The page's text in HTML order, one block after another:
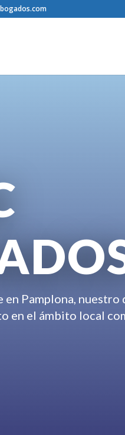
en Pamplona,
en el ámbito local